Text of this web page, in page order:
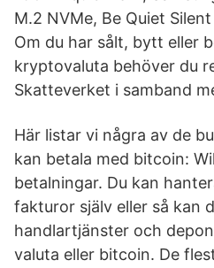
M.2 NVMe, Be Quiet
Om du har sålt, bytt eller
kryptovaluta behöver du
Skatteverket i samband
Här listar vi några av de
kan betala med bitcoin:
betalningar. Du kan
fakturor själv eller så kan
handlartjänster och
valuta eller bitcoin. De